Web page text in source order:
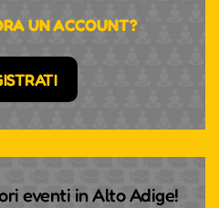
UN ACCOUNT?
eventi in Alto Adige!